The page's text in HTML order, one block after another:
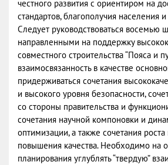
честного развития с ориентиром на
стандартов, благополучия населения
Следует руководствоваться восемью
направленными на поддержку
совместного строительства “Пояса и
взаимосвязанность в качестве
придерживаться сочетания
и высокого уровня безопасности,
со стороны правительства и
сочетания научной компоновки и
оптимизации, а также сочетания роста
повышения качества. Необходимо на
планирования углублять “твердую”